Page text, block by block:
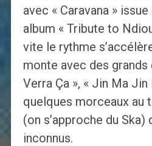
avec « Caravana »
album « Tribute to
vite le rythme
monte avec des grands
Verra Ça », « Jin Ma Jin
quelques morceaux au
(on s’approche du Ska)
inconnus.